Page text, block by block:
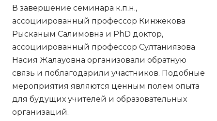
В завершение семинара к.п.н.,
ассоциированный профессор Кинжекова
Рысканым Салимовна и PhD доктор,
ассоциированный профессор Султаниязова
Насия Жалауовна организовали обратную
связь и поблагодарили участников. Подобные
мероприятия являются ценным полем опыта
для будущих учителей и образовательных
организаций.